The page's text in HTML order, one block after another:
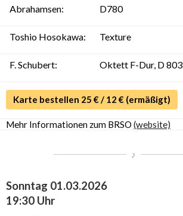
Abraham­sen:
D780
Toshio Hosokawa: Texture
F. Schubert: Oktett F-Dur, D 803
Karte bestellen 25 € / 12 € (ermäßigt)
Mehr Informationen zum BRSO (website)
Sonntag 01.03.2026
19:30 Uhr